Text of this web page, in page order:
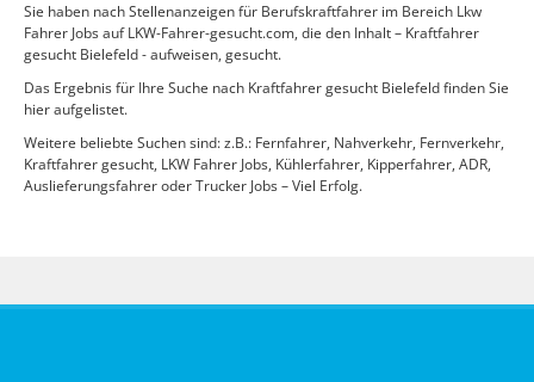
Sie haben nach Stellenanzeigen für Berufskraftfahrer im Bereich Lkw
Fahrer Jobs auf LKW-Fahrer-gesucht.com, die den Inhalt – Kraftfahrer
gesucht Bielefeld - aufweisen, gesucht.
Das Ergebnis für Ihre Suche nach Kraftfahrer gesucht Bielefeld finden Sie
hier aufgelistet.
Weitere beliebte Suchen sind: z.B.: Fernfahrer, Nahverkehr, Fernverkehr,
Kraftfahrer gesucht, LKW Fahrer Jobs, Kühlerfahrer, Kipperfahrer, ADR,
Auslieferungsfahrer oder Trucker Jobs – Viel Erfolg.